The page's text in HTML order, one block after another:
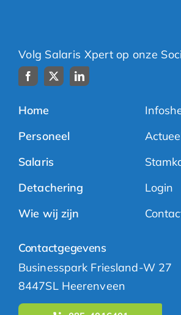
Volg Salaris Xpert op onze
Home
Personeel
Salaris
Detachering
Wie wij zijn
Login
Contactgegevens
Businesspark Friesland-W 27
8447SL Heerenveen